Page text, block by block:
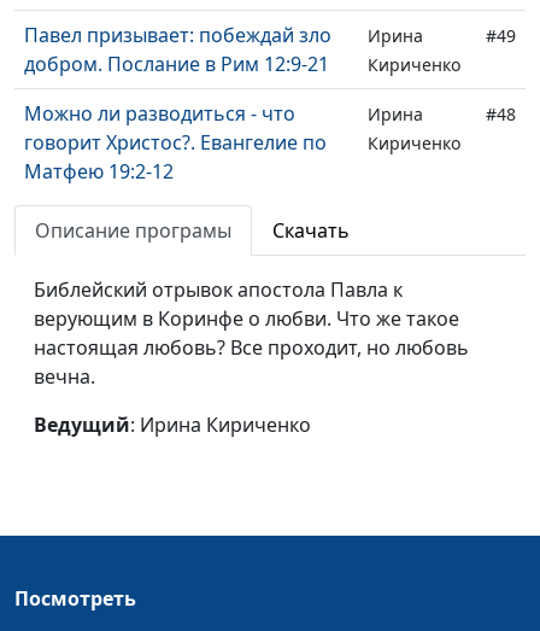
Павел призывает: побеждай зло
добром. Послание в Рим 12:9-21
Ирина
Кириченко
#49
Можно ли разводиться - что
говорит Христос?. Евангелие по
Матфею 19:2-12
Ирина
Кириченко
#48
Искушения Христа: как отвечать
дьяволу. Евангелие по Матфею
4:1-11
Кириченко
Рождение Христа. Евангелие по
Матфею 1:18-25
Ирина
Кириченко
Деяния апостолов 19:1-10
Кто лечит больных на самом
Описание програмы Скачать
Библейский отрывок апостола Павла к
верующим в Коринфе о любви. Что же такое
настоящая любовь? Все проходит, но любовь
вечна.
Ведущий: Ирина Кириченко
Посмотреть